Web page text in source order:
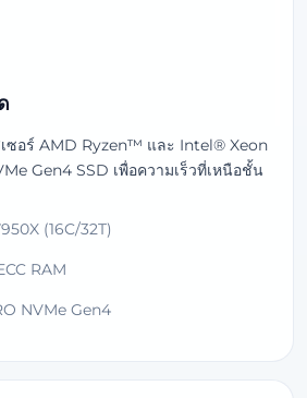
ซอร์ AMD Ryzen™ และ Intel® Xeon
Gen4 SSD เพื่อความเร็วที่เหนือชั้น
(16C/32T)
RAM
NVMe Gen4